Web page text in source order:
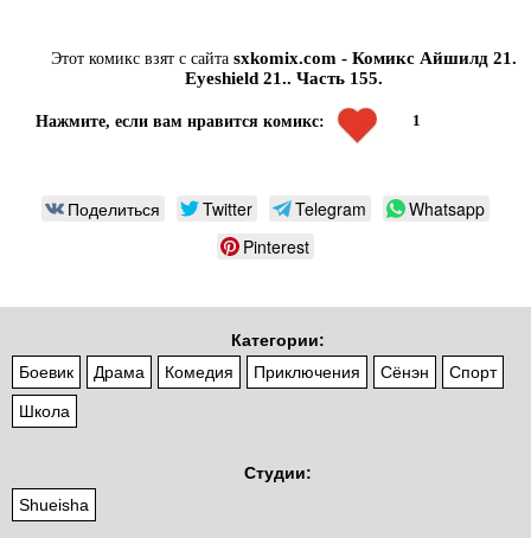
Этот комикс взят с сайта sxkomix.com - Комикс Айшилд 21.
Eyeshield 21.. Часть 155.
Нажмите, если вам нравится комикс: 1
Поделиться Twitter Telegram
Whatsapp
Pinterest
Категории:
Боевик
Драма Комедия Приключения Сёнэн Спорт
Школа
Студии:
Shueisha